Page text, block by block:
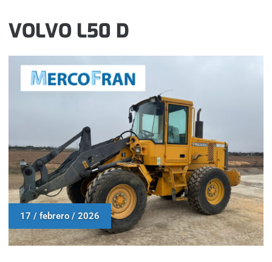
VOLVO L50 D
17 / febrero / 2026